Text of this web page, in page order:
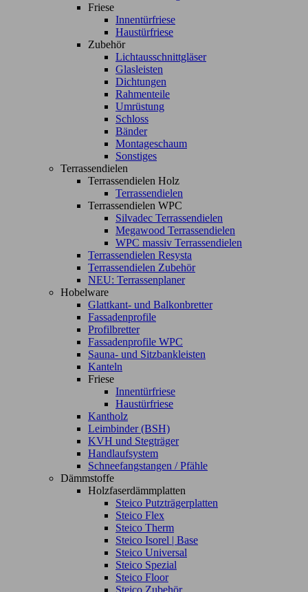
Friese
Innentürfriese
Haustürfriese
Zubehör
Lichtausschnittgläser
Glasleisten
Dichtungen
Rahmenteile
Umrüstung
Schloss
Bänder
Montageschaum
Sonstiges
Terrassendielen
Terrassendielen Holz
Terrassendielen
Terrassendielen WPC
Silvadec Terrassendielen
Megawood Terrassendielen
WPC massiv Terrassendielen
Terrassendielen Resysta
Terrassendielen Zubehör
NEU: Terrassenplaner
Hobelware
Glattkant- und Balkonbretter
Fassadenprofile
Profilbretter
Fassadenprofile WPC
Sauna- und Sitzbankleisten
Kanteln
Friese
Innentürfriese
Haustürfriese
Kantholz
Leimbinder (BSH)
KVH und Stegträger
Handlaufsystem
Schneefangstangen / Pfähle
Dämmstoffe
Holzfaserdämmplatten
Steico Putzträgerplatten
Steico Flex
Steico Therm
Steico Isorel | Base
Steico Universal
Steico Spezial
Steico Floor